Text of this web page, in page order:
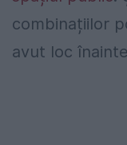
combinațiilor
avut loc